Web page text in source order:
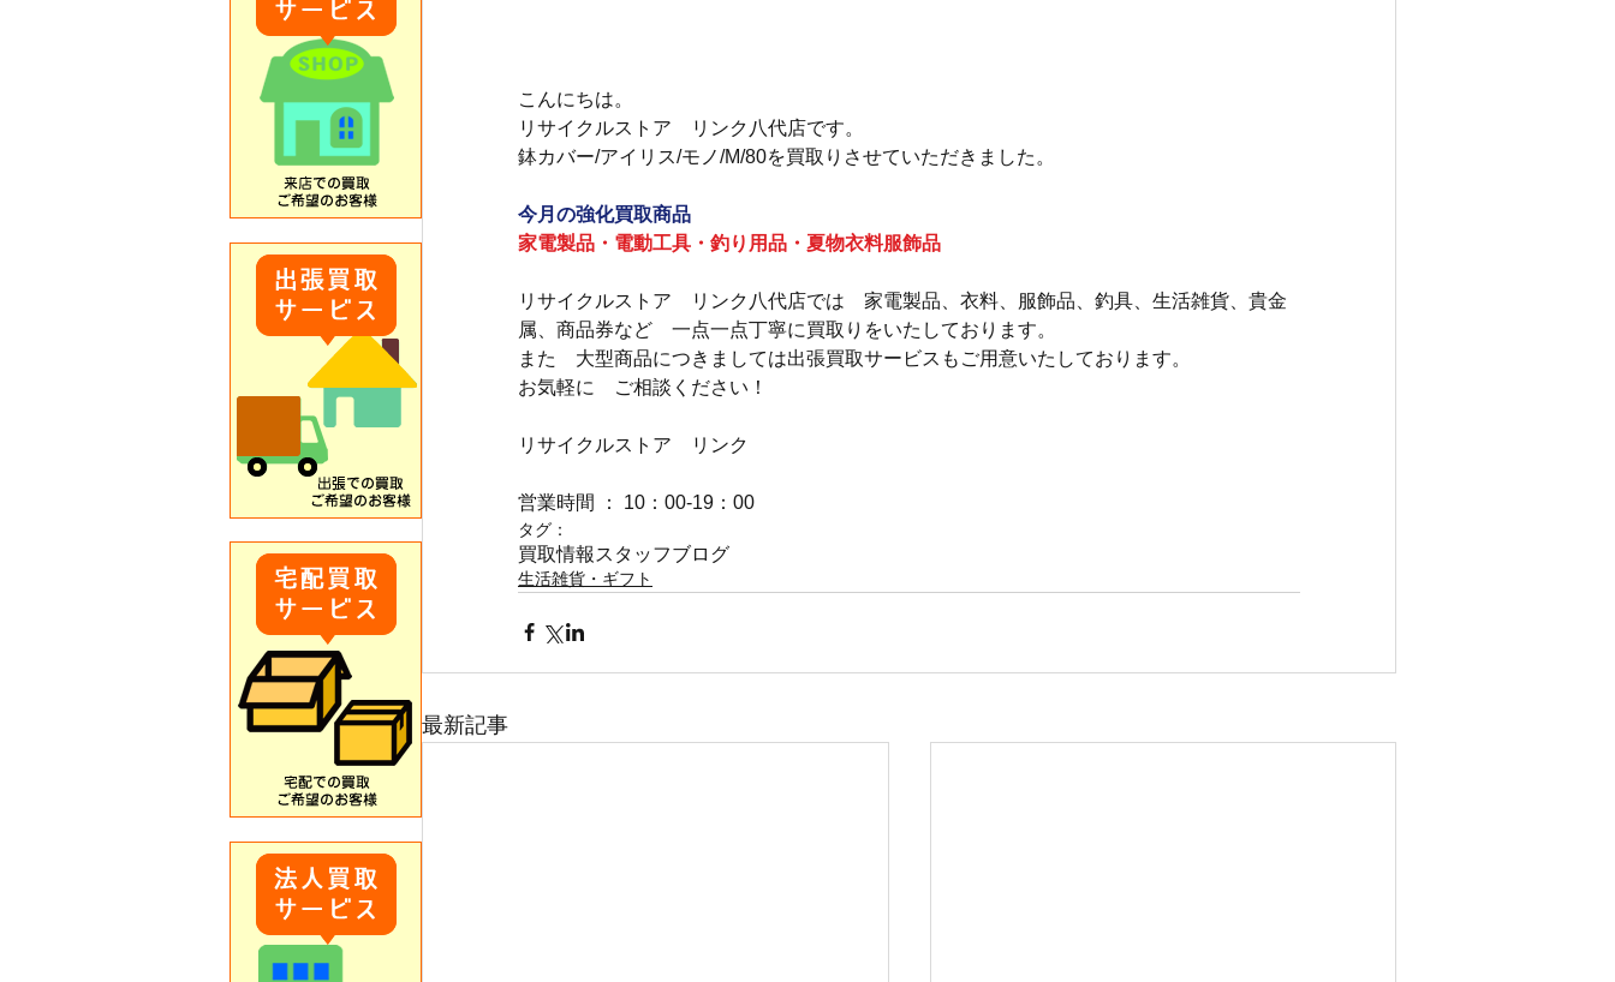
こんにちは。
リサイクルストア　リンク八代店です。
鉢カバー/アイリス/モノ/M/80を買取りさせていただきました。
今月の強化買取商品
家電製品・電動工具・釣り用品・夏物衣料服飾品
リサイクルストア　リンク八代店では　家電製品、衣料、服飾品、釣具、生活雑貨、貴金
属、商品券など　一点一点丁寧に買取りをいたしております。
また　大型商品につきましては出張買取サービスもご用意いたしております。
お気軽に　ご相談ください！
リサイクルストア　リンク
営業時間 ： 10：00-19：00
タグ：
買取情報 スタッフブログ
生活雑貨・ギフト
最新記事